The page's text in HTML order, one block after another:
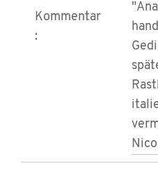
Kommentar
: